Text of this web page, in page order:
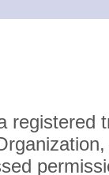
registered